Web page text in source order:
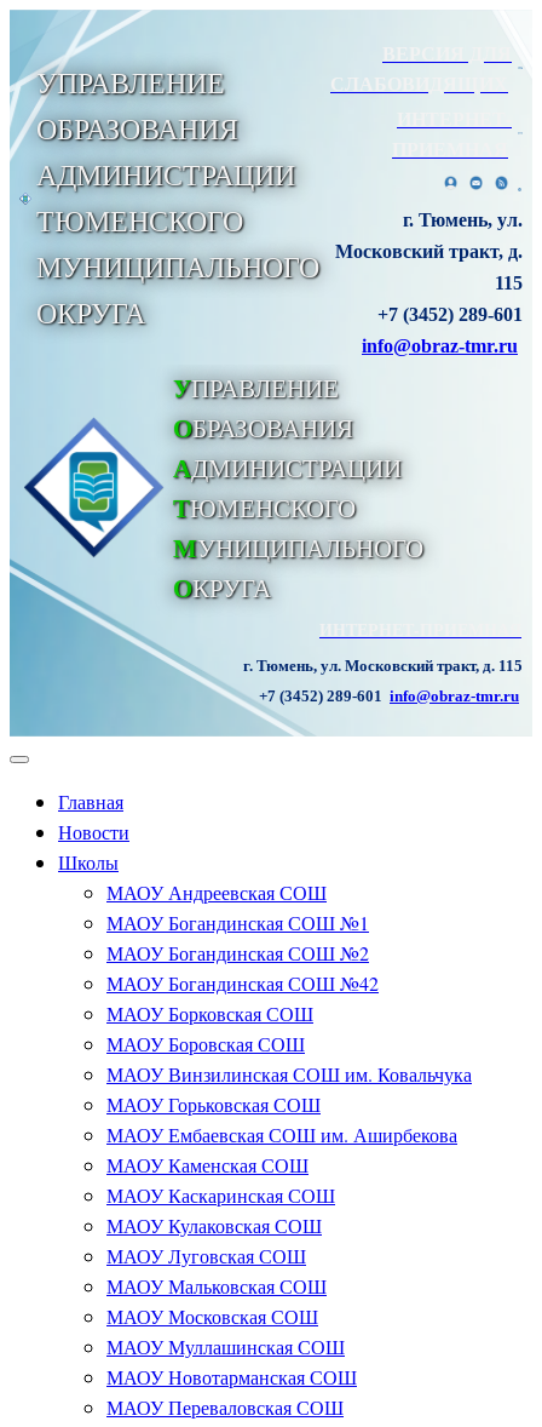
УПРАВЛЕНИЕ
ОБРАЗОВАНИЯ
АДМИНИСТРАЦИИ
ТЮМЕНСКОГО
МУНИЦИПАЛЬНОГО
ОКРУГА
СЛАБОВИДЯЩИХ
г. Тюмень, ул.
Московский тракт, д.
115
+7 (3452) 289-601
info@obraz-tmr.ru
УПРАВЛЕНИЕ
ОБРАЗОВАНИЯ
АДМИНИСТРАЦИИ
ТЮМЕНСКОГО
МУНИЦИПАЛЬНОГО
ОКРУГА
ИНТЕРНЕТ-ПРИЕМНАЯ
г. Тюмень, ул. Московский тракт, д. 115
+7 (3452) 289-601 info@obraz-tmr.ru
Главная
Новости
Школы
МАОУ Андреевская СОШ
МАОУ Богандинская СОШ №1
МАОУ Богандинская СОШ №2
МАОУ Богандинская СОШ №42
МАОУ Борковская СОШ
МАОУ Боровская СОШ
МАОУ Винзилинская СОШ им. Ковальчука
МАОУ Горьковская СОШ
МАОУ Ембаевская СОШ им. Аширбекова
МАОУ Каменская СОШ
МАОУ Каскаринская СОШ
МАОУ Кулаковская СОШ
МАОУ Луговская СОШ
МАОУ Мальковская СОШ
МАОУ Московская СОШ
МАОУ Муллашинская СОШ
МАОУ Новотарманская СОШ
МАОУ Переваловская СОШ